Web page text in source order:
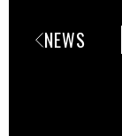
NEWS